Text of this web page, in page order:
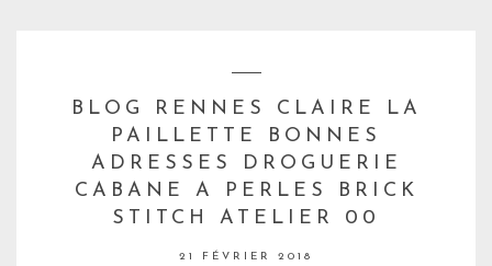
BLOG RENNES CLAIRE LA
PAILLETTE BONNES
ADRESSES DROGUERIE
CABANE A PERLES BRICK
STITCH ATELIER 00
21 FÉVRIER 2018